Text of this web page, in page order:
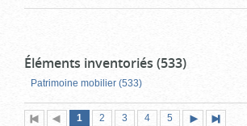
Éléments inventoriés (533)
Patrimoine mobilier (533)
PremièrePage
Page
1 (pagePage
2 Page
3 Page
4 Page
5